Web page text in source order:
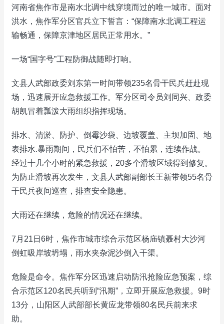
河南省焦作市是南水北调中线穿境而过的唯一城市。面对
洪水，焦作军分区官兵立下誓言：“保障南水北调工程运
输畅通，保障京津地区居民正常用水。”
一场“国字号”工程防御战随即打响。
文县人武部政委刘东第一时间带领235名骨干民兵赶赴现
场，迅速展开应急救援工作。军分区司令员刘同兴、政委
胡凯冒着瓢泼大雨组织指挥现场。
排水、清淤、防护、倒霉沙袋、边坡覆盖、主坝加固、地
表排水.暴雨期间，民兵们不怕苦，不怕累，连续作战。
经过十几个小时的紧急救援，20多个滑坡区域得到修复。
为防止滑坡再次发生，文县人武部副部长王新带领55名骨
干民兵夜间巡查，排查安全隐患。
大雨还在继续，危险的情况还在继续。
7月21日6时，焦作市城市综合示范区杨庙镇聂村大沙河
倒虹吸岸坡坍塌，雨水夹杂泥沙倒入干渠。
危险是命令。焦作军分区迅速启动防汛抢险应急预案，综
合示范区120名民兵听到“汛期”，立即开展应急救援。9时
13分，山阳区人武部部长黄应龙带领80名民兵前来求
助。